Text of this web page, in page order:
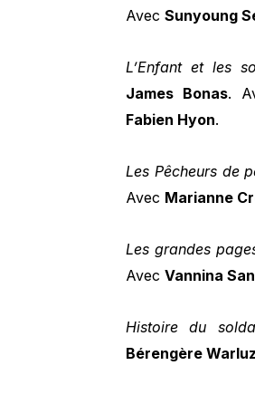
AvecSunyoung
L’Enfant et les
James Bonas.
Fabien Hyon.
Les Pêcheurs de
Avec Marianne
Les grandes
AvecVannina
Histoire du
Bérengère